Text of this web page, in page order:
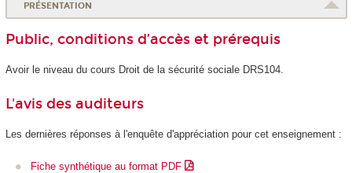
PRÉSENTATION
Public, conditions d’accès et prérequis
Avoir le niveau du cours Droit de la sécurité sociale DRS104.
L'avis des auditeurs
Les dernières réponses à l'enquête d'appréciation pour cet enseignement :
Fiche synthétique au format PDF